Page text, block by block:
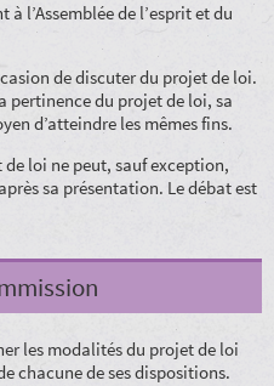
l’Assemblée de l’esprit et du
de discuter du projet de loi.
pertinence du projet de loi, sa
d’atteindre les mêmes fins.
loi ne peut, sauf exception,
sa présentation. Le débat est
les modalités du projet de loi
chacune de ses dispositions.